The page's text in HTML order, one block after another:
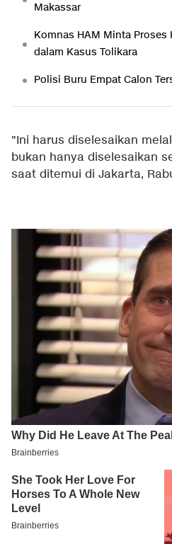
Makassar
Komnas HAM Minta Proses
dalam Kasus Tolikara
Polisi Buru Empat Calon
"Ini harus diselesaikan
bukan hanya diselesaikan
saat ditemui di Jakarta,